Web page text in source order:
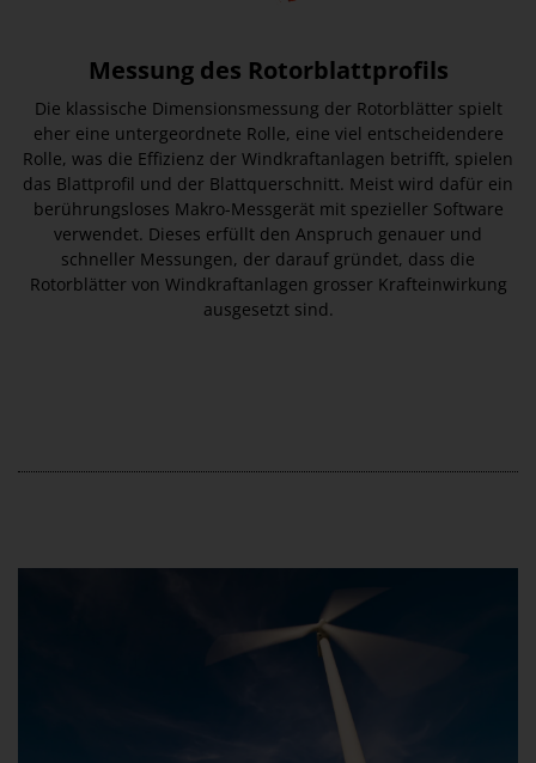
Messung des Rotorblattprofils
Die klassische Dimensionsmessung der Rotorblätter spielt
eher eine untergeordnete Rolle, eine viel entscheidendere
Rolle, was die Effizienz der Windkraftanlagen betrifft, spielen
das Blattprofil und der Blattquerschnitt. Meist wird dafür ein
berührungsloses Makro-Messgerät mit spezieller Software
verwendet. Dieses erfüllt den Anspruch genauer und
schneller Messungen, der darauf gründet, dass die
Rotorblätter von Windkraftanlagen grosser Krafteinwirkung
ausgesetzt sind.